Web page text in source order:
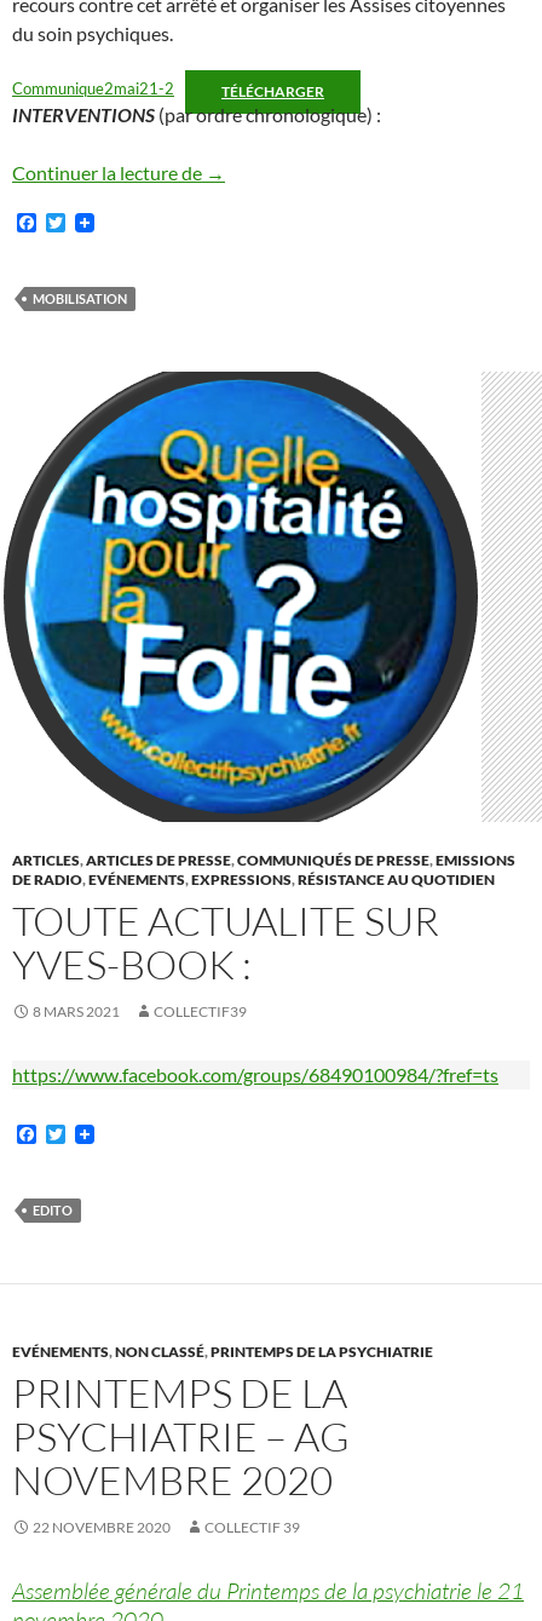
du soin psychiques.
Communique2mai21-2 TÉLÉCHARGER
INTERVENTIONS (par ordre chronologique) :
Continuer la lecture de LES MOTS DU 2 MAI 21 !
→
F
b
o
T
t
e
MOBILISATION
ARTICLES,ARTICLES DE PRESSE,COMMUNIQUÉS DE PRESSE,EMISSIONS
DE RADIO,EVÉNEMENTS,EXPRESSIONS,RÉSISTANCE AU QUOTIDIEN
TOUTE ACTUALITE SUR
YVES-BOOK :
8 MARS 2021 COLLECTIF39
https://www.facebook.com/groups/68490100984/?fref=ts
F
b
o
T
t
e
EDITO
EVÉNEMENTS,NON CLASSÉ,PRINTEMPS DE LA PSYCHIATRIE
PRINTEMPS DE LA
PSYCHIATRIE – AG
NOVEMBRE 2020
22 NOVEMBRE 2020 COLLECTIF 39
Assemblée générale du Printemps de la psychiatrie le 21